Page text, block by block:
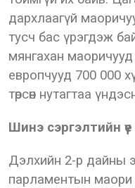
дархлаагүй
тусч бас үрэгдэж
мянгахан
европчууд 700 000
төрсөн нутагтаа
Шинэ сэргэлтийн үе
Дэлхийн 2-р дайны
парламентын